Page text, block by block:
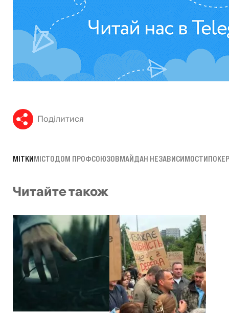
Поділитися
МІТКИМІСТОДОМ ПРОФСОЮЗОВМАЙДАН НЕЗАВИСИМОСТИ
Читайте також